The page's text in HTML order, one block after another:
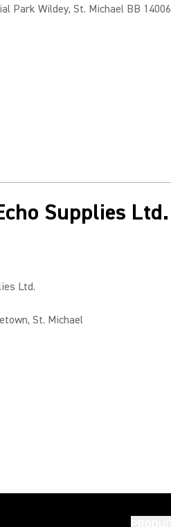
Park Wildey, St. Michael BB 14006
Supplies Ltd.
Ltd.
St. Michael